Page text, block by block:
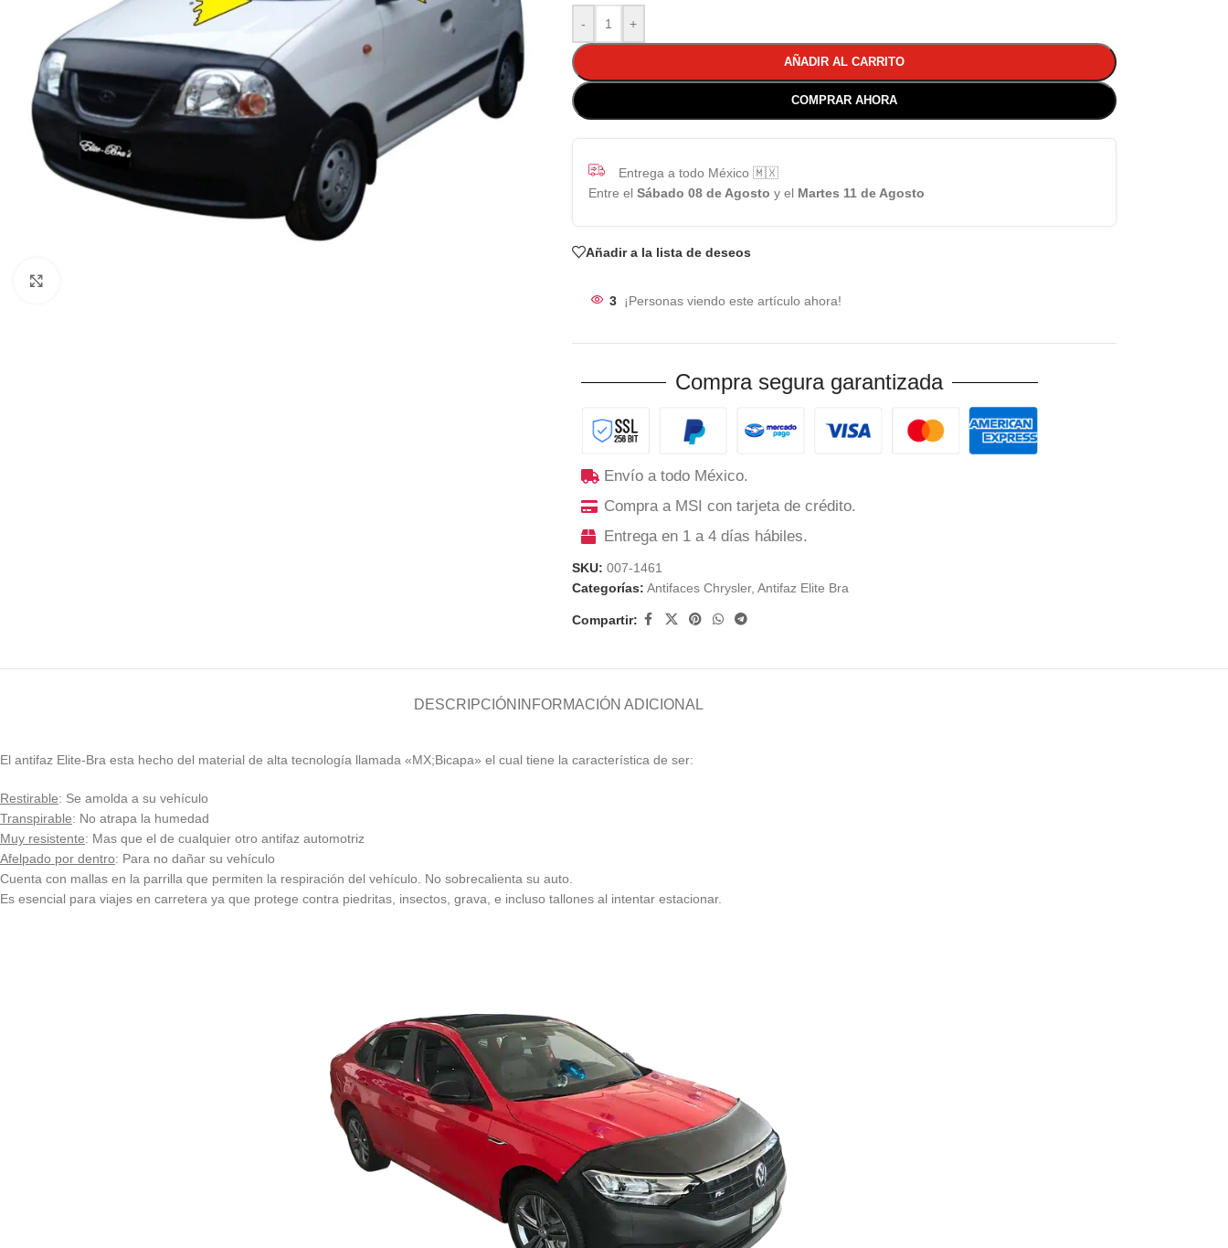
- +
AÑADIR AL CARRITO
COMPRAR AHORA
Entrega a todo México 🇲🇽
Entre el Sábado 08 de Agosto y el Martes 11 de Agosto
Añadir a la lista de deseos
3 ¡Personas viendo este artículo ahora!
Compra segura garantizada
Envío a todo México.
Compra a MSI con tarjeta de crédito.
Entrega en 1 a 4 días hábiles.
SKU: 007-1461
Categorías: Antifaces Chrysler, Antifaz Elite Bra
Compartir:
DESCRIPCIÓN INFORMACIÓN ADICIONAL
El antifaz Elite-Bra esta hecho del material de alta tecnología llamada «MX;Bicapa» el cual tiene la característica de ser:
Restirable: Se amolda a su vehículo
Transpirable: No atrapa la humedad
Muy resistente: Mas que el de cualquier otro antifaz automotriz
Afelpado por dentro: Para no dañar su vehículo
Cuenta con mallas en la parrilla que permiten la respiración del vehículo. No sobrecalienta su auto.
Es esencial para viajes en carretera ya que protege contra piedritas, insectos, grava, e incluso tallones al intentar estacionar.